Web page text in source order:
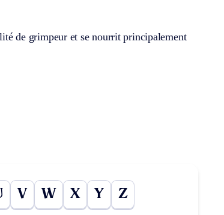
de grimpeur et se nourrit principalement
V W X Y Z